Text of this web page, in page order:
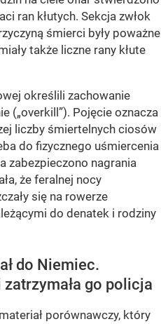
ran kłutych. Sekcja zwłok
śmierci były poważne
także liczne rany kłute
określili zachowanie
(„overkill”). Pojęcie oznacza
liczby śmiertelnych ciosów
do fizycznego uśmiercenia
zabezpieczono nagrania
że feralnej nocy
się na rowerze
do denatek i rodziny
do Niemiec.
go policja
porównawczy, który